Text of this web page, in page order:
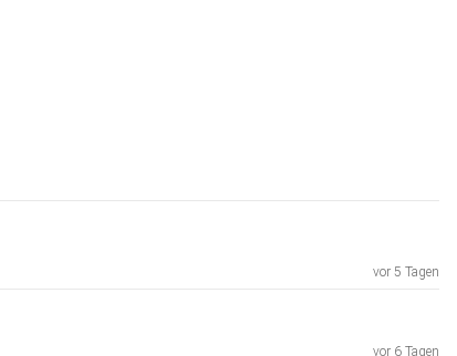
vor 5 Tagen
vor 6 Tagen